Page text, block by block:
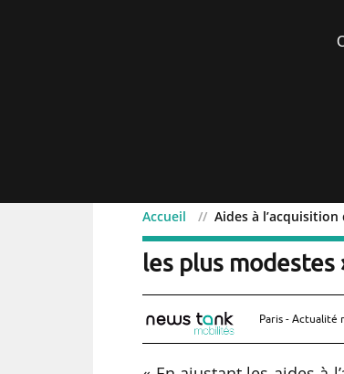
Accueil Aides à
Aides à
les plus modestes
Paris - Actualité